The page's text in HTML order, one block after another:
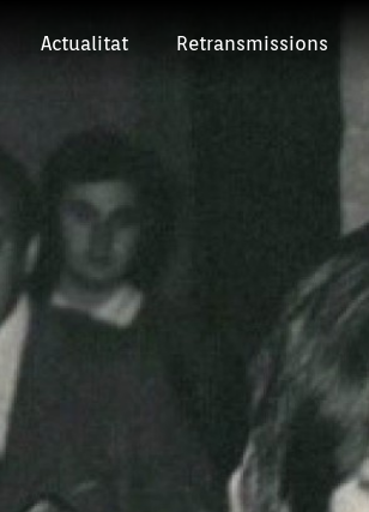
Actualitat Retransmissions